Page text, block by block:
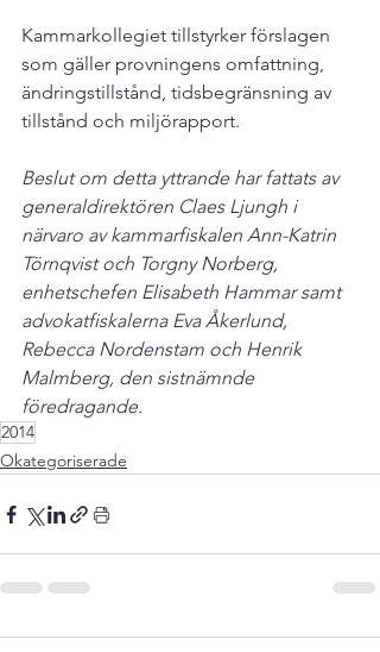
Kammarkollegiet tillstyrker förslagen
som gäller provningens omfattning,
ändringstillstånd, tidsbegränsning av
tillstånd och miljörapport.
Beslut om detta yttrande har fattats av
generaldirektören Claes Ljungh i
närvaro av kammarfiskalen Ann-Katrin
Törnqvist och Torgny Norberg,
enhetschefen Elisabeth Hammar samt
advokatfiskalerna Eva Åkerlund,
Rebecca Nordenstam och Henrik
Malmberg, den sistnämnde
föredragande.
2014
Okategoriserade